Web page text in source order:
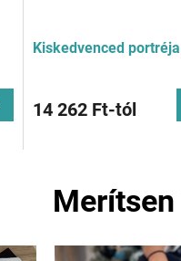
Kiskedvenced portréja
14 262 Ft-tól